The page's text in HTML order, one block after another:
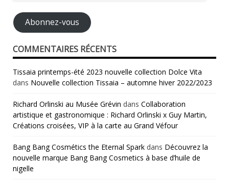
mail
Abonnez-vous
COMMENTAIRES RÉCENTS
Tissaia printemps-été 2023 nouvelle collection Dolce Vita
dans Nouvelle collection Tissaia – automne hiver 2022/2023
Richard Orlinski au Musée Grévin dans Collaboration
artistique et gastronomique : Richard Orlinski x Guy Martin,
Créations croisées, VIP à la carte au Grand Véfour
Bang Bang Cosmétics the Eternal Spark dans Découvrez la
nouvelle marque Bang Bang Cosmetics à base d’huile de
nigelle